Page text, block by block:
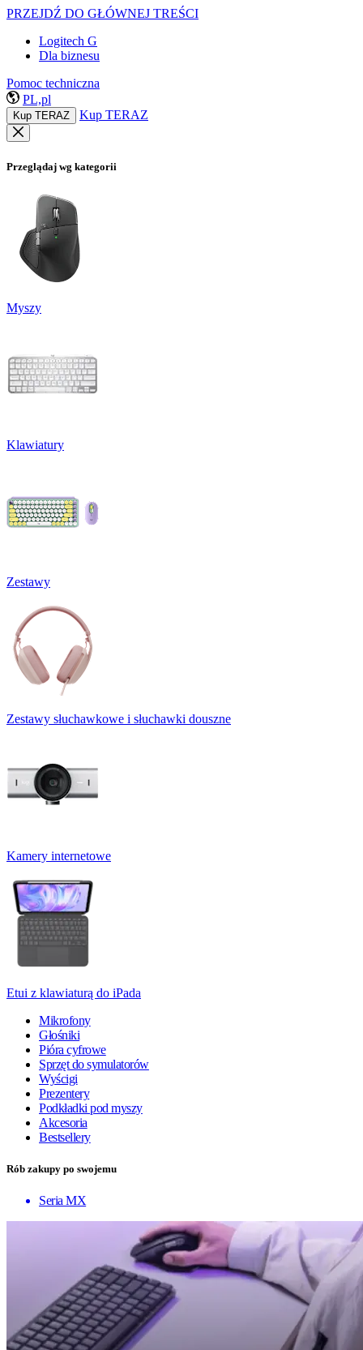
PRZEJDŹ DO GŁÓWNEJ TREŚCI
Logitech G
Dla biznesu
Pomoc techniczna
PL,pl
Kup TERAZ Kup TERAZ
Przeglądaj wg kategorii
Myszy
Klawiatury
Zestawy
Zestawy słuchawkowe i słuchawki douszne
Kamery internetowe
Etui z klawiaturą do iPada
Mikrofony
Głośniki
Pióra cyfrowe
Sprzęt do symulatorów
Wyścigi
Prezentery
Podkładki pod myszy
Akcesoria
Bestsellery
Rób zakupy po swojemu
Seria MX